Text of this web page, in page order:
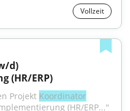
Vollzeit
d)
(HR/ERP)
Projekt Koordinator
(HR/ERP..."